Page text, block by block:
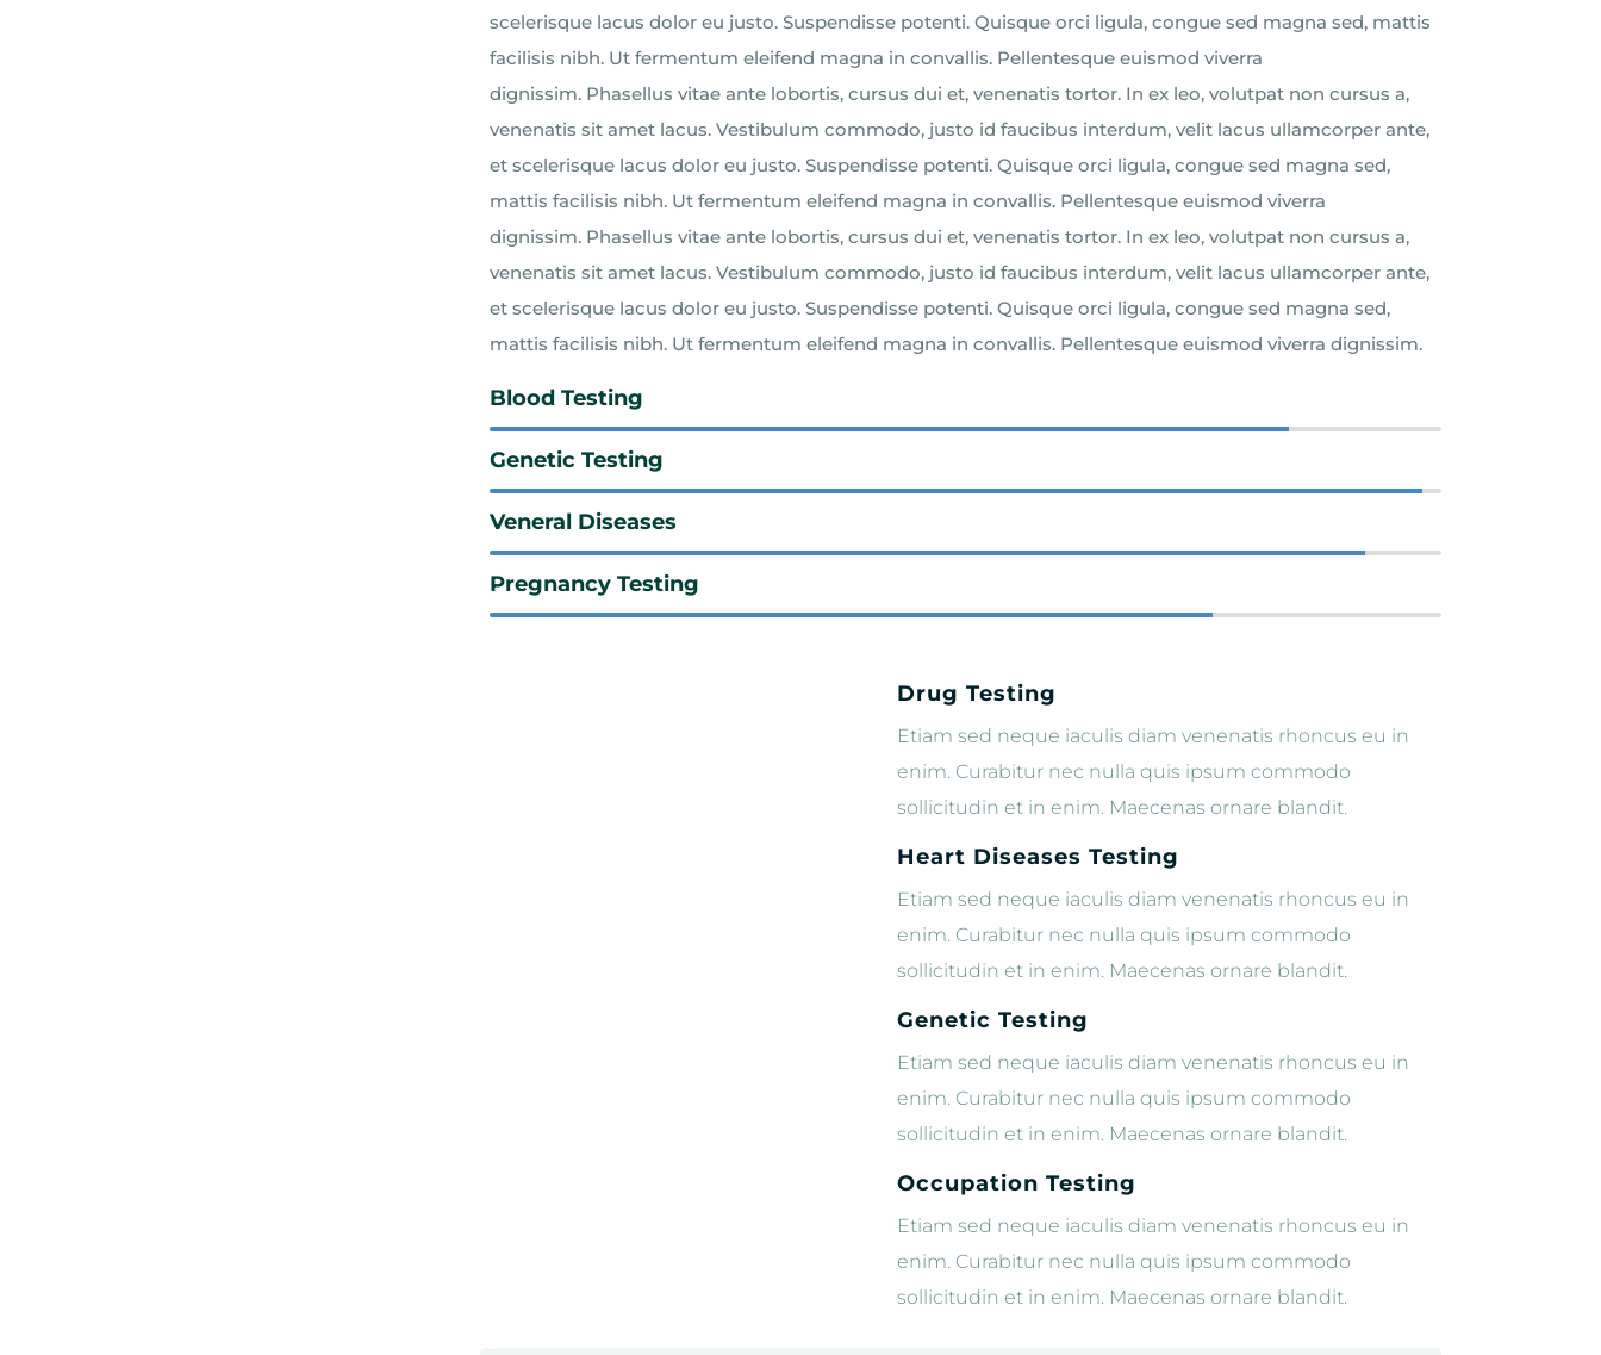
scelerisque lacus dolor eu justo. Suspendisse potenti. Quisque orci ligula, congue sed magna sed, mattis
facilisis nibh. Ut fermentum eleifend magna in convallis. Pellentesque euismod viverra
dignissim. Phasellus vitae ante lobortis, cursus dui et, venenatis tortor. In ex leo, volutpat non cursus a,
venenatis sit amet lacus. Vestibulum commodo, justo id faucibus interdum, velit lacus ullamcorper ante,
et scelerisque lacus dolor eu justo. Suspendisse potenti. Quisque orci ligula, congue sed magna sed,
mattis facilisis nibh. Ut fermentum eleifend magna in convallis. Pellentesque euismod viverra
dignissim. Phasellus vitae ante lobortis, cursus dui et, venenatis tortor. In ex leo, volutpat non cursus a,
venenatis sit amet lacus. Vestibulum commodo, justo id faucibus interdum, velit lacus ullamcorper ante,
et scelerisque lacus dolor eu justo. Suspendisse potenti. Quisque orci ligula, congue sed magna sed,
mattis facilisis nibh. Ut fermentum eleifend magna in convallis. Pellentesque euismod viverra dignissim.
Blood Testing
Genetic Testing
Veneral Diseases
Pregnancy Testing
Drug Testing
Etiam sed neque iaculis diam venenatis rhoncus eu in
enim. Curabitur nec nulla quis ipsum commodo
sollicitudin et in enim. Maecenas ornare blandit.
Heart Diseases Testing
Etiam sed neque iaculis diam venenatis rhoncus eu in
enim. Curabitur nec nulla quis ipsum commodo
sollicitudin et in enim. Maecenas ornare blandit.
Genetic Testing
Etiam sed neque iaculis diam venenatis rhoncus eu in
enim. Curabitur nec nulla quis ipsum commodo
sollicitudin et in enim. Maecenas ornare blandit.
Occupation Testing
Etiam sed neque iaculis diam venenatis rhoncus eu in
enim. Curabitur nec nulla quis ipsum commodo
sollicitudin et in enim. Maecenas ornare blandit.